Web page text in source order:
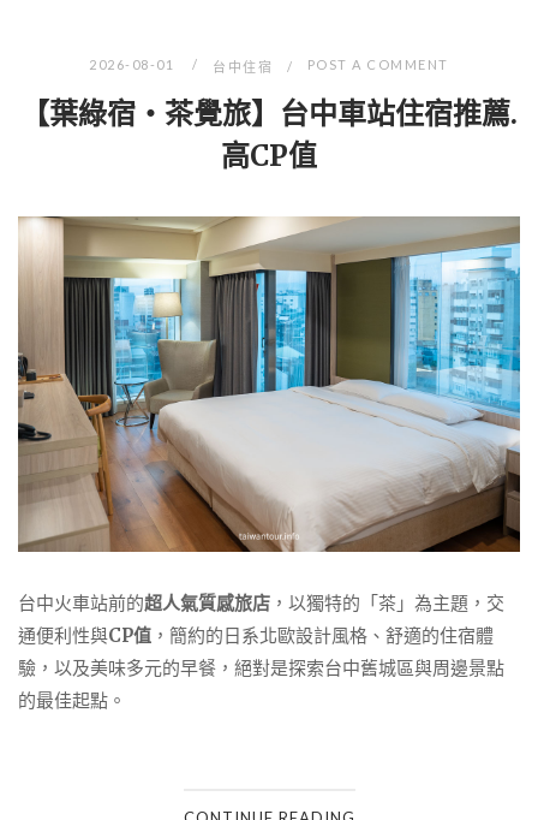
2026-08-01 台中住宿 POST A COMMENT
【葉綠宿・茶覺旅】台中車站住宿推薦.
高CP值
台中火車站前的超人氣質感旅店 ，以獨特的「茶」為主題，交
通便利性與CP值 ，簡約的日系北歐設計風格、舒適的住宿體
驗，以及美味多元的早餐，絕對是探索台中舊城區與周邊景點
的最佳起點。